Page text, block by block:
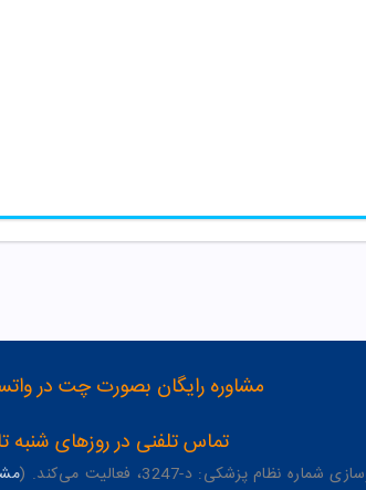
مشاوره رایگان بصورت چت در واتساپ و تلگرام با
تماس تلفنی در روزهای شنبه تا پنج شنبه از 8 صبح تا 4
پزشکی: د-3247، فعالیت می‌کند. (